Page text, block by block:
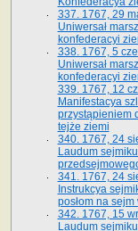
337. 1767, 29
Uniwersał
konfederacyi
338. 1767, 5
Uniwersał
konfederacyi
339. 1767, 12
Manifestacya
przystąpieniem
tejże ziemi
340. 1767, 24
Laudum
341. 1767, 24
Instrukcya
posłom na sejm
342. 1767, 15
Laudum